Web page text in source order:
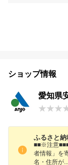
ショップ情報
愛知県
ふるさと納
■■※注意
者情報」を
名・住所が